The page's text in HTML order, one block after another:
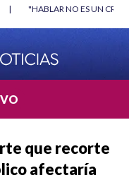
DE BETO CORAL |
que recorte
afectaría